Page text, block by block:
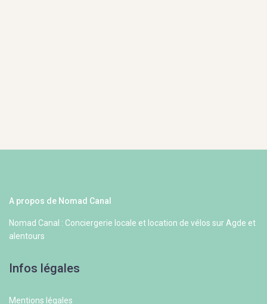
A propos de Nomad Canal
Nomad Canal : Conciergerie locale et location de vélos sur Agde et
alentours
Infos légales
Mentions légales